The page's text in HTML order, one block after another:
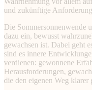
und zukünftige
Die Sommersonnenwende
dazu ein, bewusst
gewachsen ist. Dabei geht
sind es innere
verdienen: gewonnene
Herausforderungen,
die den eigenen Weg klarer